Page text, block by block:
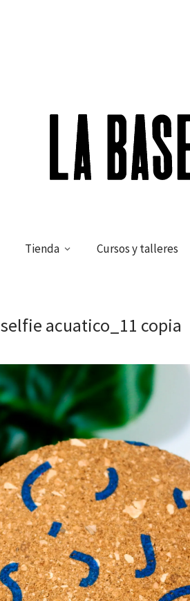
Tienda Cursos y talleres
selfie acuatico_11 copia